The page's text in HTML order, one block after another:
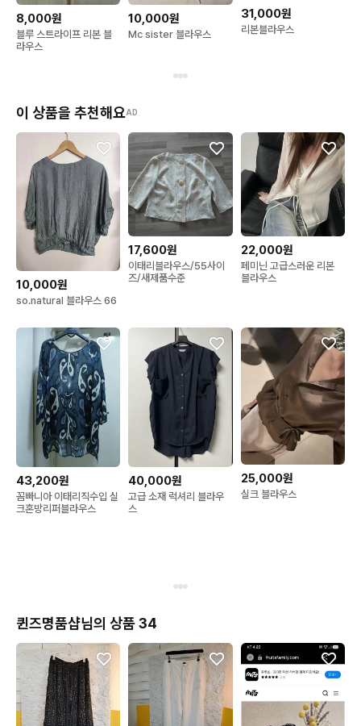
8,000원
블루 스트라이프 리본 블
라우스
10,000원
Mc sister 블라우스
31,000원
리본블라우스
이 상품을 추천해요AD
10,000원
so.natural 블라우스 66
17,600원
이태리블라우스/55사이
즈/새제품수준
22,000원
페미닌 고급스러운 리본
블라우스
43,200원
꼼빠니아 이태리직수입 실
크혼방리퍼블라우스
40,000원
고급 소재 럭셔리 블라우
스
25,000원
실크 블라우스
퀸즈명품샵님의 상품 34